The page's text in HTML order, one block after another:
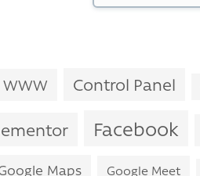
Control Panel
Facebook
Maps Google Meet